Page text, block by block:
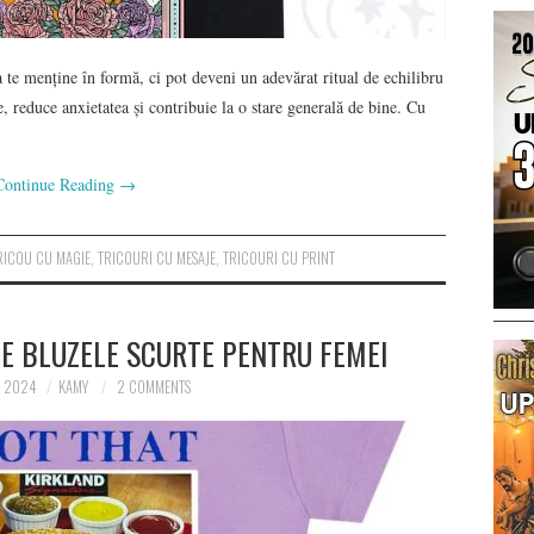
menține în formă, ci pot deveni un adevărat ritual de echilibru
anxietatea și contribuie la o stare generală de bine. Cu
Reading →
CU MAGIE,TRICOURI CU MESAJE,TRICOURI CU PRINT
BLUZELE SCURTE PENTRU FEMEI
2024 KAMY 2 COMMENTS